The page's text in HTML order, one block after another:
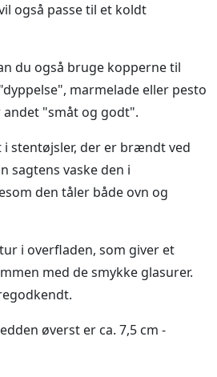
også passe til et koldt
du også bruge kopperne til
marmelade eller pesto
"småt og godt".
stentøjsler, der er brændt ved
sagtens vaske den i
den tåler både ovn og
i overfladen, som giver et
med de smykke glasurer.
øverst er ca. 7,5 cm -